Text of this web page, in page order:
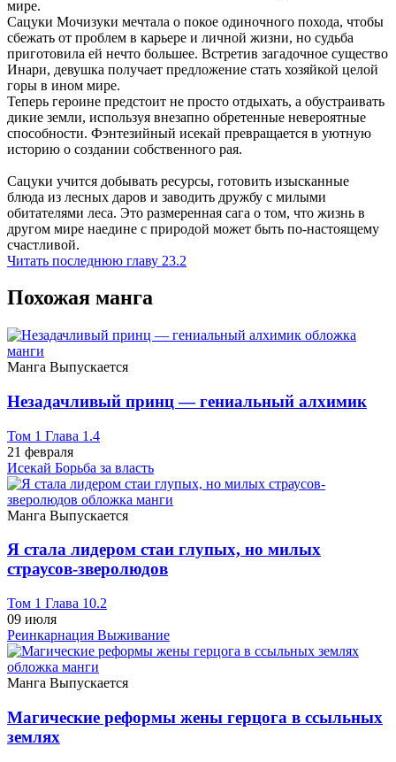
мире.
Сацуки Мочизуки мечтала о покое одиночного похода, чтобы
сбежать от проблем в карьере и личной жизни, но судьба
приготовила ей нечто большее. Встретив загадочное существо
Инари, девушка получает предложение стать хозяйкой целой
горы в ином мире.
Теперь героине предстоит не просто отдыхать, а обустраивать
дикие земли, используя внезапно обретенные невероятные
способности. Фэнтезийный исекай превращается в уютную
историю о создании собственного рая.
Сацуки учится добывать ресурсы, готовить изысканные
блюда из лесных даров и заводить дружбу с милыми
обитателями леса. Это размеренная сага о том, что жизнь в
другом мире наедине с природой может быть по-настоящему
счастливой.
Читать последнюю главу 23.2
Похожая манга
Манга Выпускается
Незадачливый принц — гениальный алхимик
Том 1 Глава 1.4
21 февраля
Исекай Борьба за власть
Манга Выпускается
Я стала лидером стаи глупых, но милых
страусов-зверолюдов
Том 1 Глава 10.2
09 июля
Реинкарнация Выживание
Манга Выпускается
Магические реформы жены герцога в ссыльных
землях